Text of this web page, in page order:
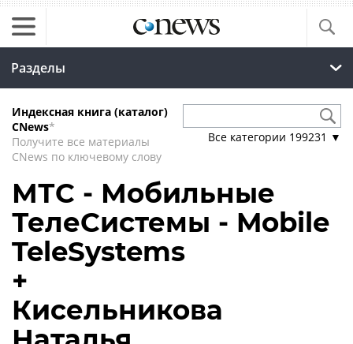
Разделы
Индексная книга (каталог)
CNews*
Получите все материалы
CNews по ключевому слову
Все категории 199231 ▼
МТС - Мобильные
ТелеСистемы - Mobile
TeleSystems
+
Кисельникова